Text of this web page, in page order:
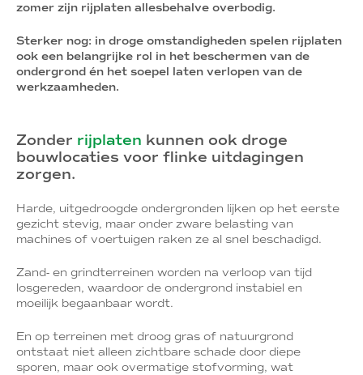
zomer zijn rijplaten allesbehalve overbodig.
Sterker nog: in droge omstandigheden spelen rijplaten
ook een belangrijke rol in het beschermen van de
ondergrond én het soepel laten verlopen van de
werkzaamheden.
Zonder rijplaten kunnen ook droge
bouwlocaties voor flinke uitdagingen
zorgen.
Harde, uitgedroogde ondergronden lijken op het eerste
gezicht stevig, maar onder zware belasting van
machines of voertuigen raken ze al snel beschadigd.
Zand- en grindterreinen worden na verloop van tijd
losgereden, waardoor de ondergrond instabiel en
moeilijk begaanbaar wordt.
En op terreinen met droog gras of natuurgrond
ontstaat niet alleen zichtbare schade door diepe
sporen, maar ook overmatige stofvorming, wat